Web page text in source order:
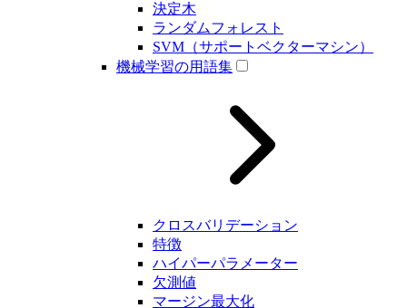
決定木
ランダムフォレスト
SVM（サポートベクターマシン）
機械学習の用語集
クロスバリデーション
特徴
ハイパーパラメーター
欠測値
マージン最大化